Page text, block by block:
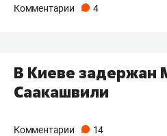
Комментарии 4
В Киеве задержан
Саакашвили
Комментарии 14